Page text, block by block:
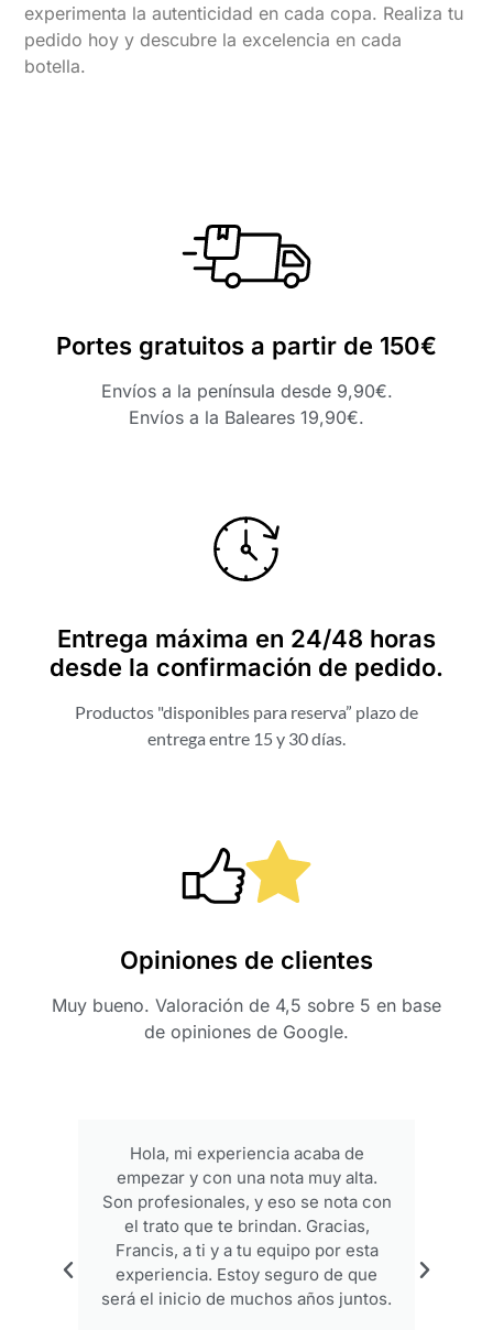
experimenta la autenticidad en cada copa. Realiza tu
pedido hoy y descubre la excelencia en cada
botella.
Portes gratuitos a partir de 150€
Envíos a la península desde 9,90€.
Envíos a la Baleares 19,90€.
Entrega máxima en 24/48 horas
desde la confirmación de pedido.
Productos "disponibles para reserva” plazo de
entrega entre 15 y 30 días.
Opiniones de clientes
Muy bueno. Valoración de 4,5 sobre 5 en base
de opiniones de Google.
Hola, mi experiencia acaba de
empezar y con una nota muy alta.
Son profesionales, y eso se nota con
el trato que te brindan. Gracias,
Francis, a ti y a tu equipo por esta
experiencia. Estoy seguro de que
será el inicio de muchos años juntos.